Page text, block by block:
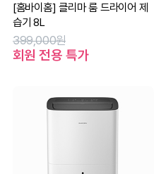
[홈바이홈] 클리마 룸 드라이어 제
습기 8L
399,000원
회원 전용 특가